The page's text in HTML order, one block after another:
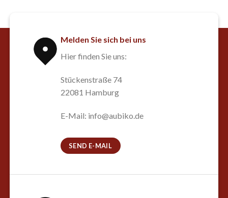
Melden Sie sich bei uns
Hier finden Sie uns:
Stückenstraße 74
22081 Hamburg
E-Mail: info@aubiko.de
SEND E-MAIL